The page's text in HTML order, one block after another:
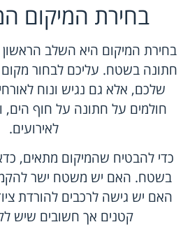
בחירת המיקום
בחירת המיקום היא השלב הראשון
חתונה בשטח. עליכם לבחור
שלכם, אלא גם נגיש ונוח
חולמים על חתונה על חוף
לאירועים.
כדי להבטיח שהמיקום מתאים,
בשטח. האם יש משטח ישר
האם יש גישה לרכבים להורדת
קטנים אך חשובים שיש